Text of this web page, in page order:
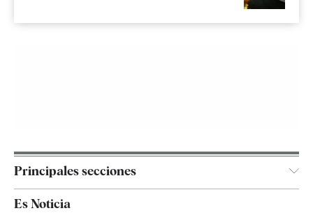
Principales secciones
España
Es Noticia